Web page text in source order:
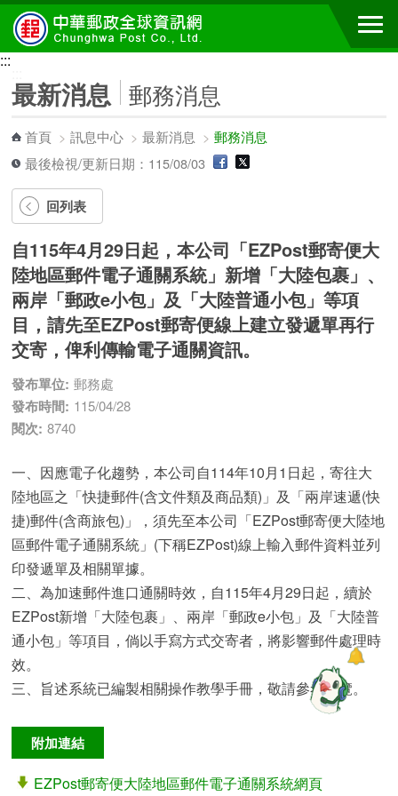
跳到主要內容區塊
:::
最新消息 郵務消息
首頁 >訊息中心 >最新消息 >郵務消息
最後檢視/更新日期：115/08/03
回列表
自115年4月29日起，本公司「EZPost郵寄便大
陸地區郵件電子通關系統」新增「大陸包裹」、
兩岸「郵政e小包」及「大陸普通小包」等項
目，請先至EZPost郵寄便線上建立發遞單再行
交寄，俾利傳輸電子通關資訊。
發布單位: 郵務處
發布時間: 115/04/28
閱次: 8740
一、因應電子化趨勢，本公司自114年10月1日起，寄往大
陸地區之「快捷郵件(含文件類及商品類)」及「兩岸速遞(快
捷)郵件(含商旅包)」，須先至本公司「EZPost郵寄便大陸地
區郵件電子通關系統」(下稱EZPost)線上輸入郵件資料並列
印發遞單及相關單據。
二、為加速郵件進口通關時效，自115年4月29日起，續於
EZPost新增「大陸包裹」、兩岸「郵政e小包」及「大陸普
通小包」等項目，倘以手寫方式交寄者，將影響郵件處理時
效。
三、旨述系統已編製相關操作教學手冊，敬請參考瀏覽。
附加連結
EZPost郵寄便大陸地區郵件電子通關系統網頁